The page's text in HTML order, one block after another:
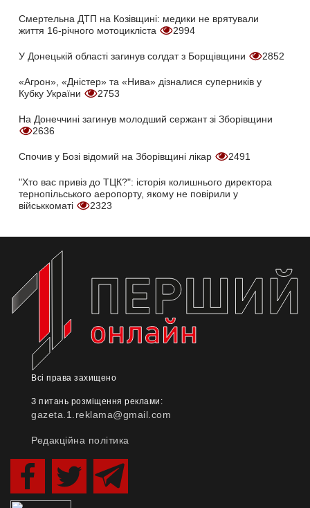
Смертельна ДТП на Козівщині: медики не врятували
життя 16-річного мотоцикліста
2994
У Донецькій області загинув солдат з Борщівщини 2852
«Агрон», «Дністер» та «Нива» дізналися суперників у
Кубку України
2753
На Донеччині загинув молодший сержант зі Зборівщини
2636
Спочив у Бозі відомий на Зборівщині лікар 2491
"Хто вас привіз до ТЦК?": історія колишнього директора
тернопільського аеропорту, якому не повірили у
військкоматі
2323
Всі права захищено
З питань розміщення реклами:
gazeta.1.reklama@gmail.com
Редакційна політика